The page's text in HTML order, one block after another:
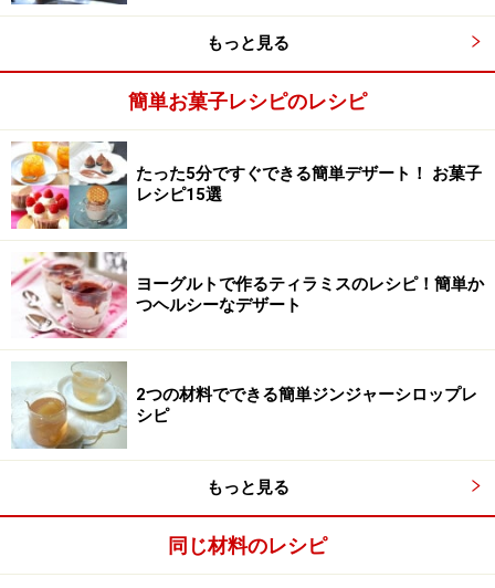
3
パイ生地を作る。粉類にバターを加える
ボールに薄力粉、グラニュー糖を入れ、2cmの角切りに
したバターを加え、カードでバターが粒状になるまで、
粉をまぶしながら、刻みます。バターが細かく混ざり合
い、さらさらの粉状にします。
もっと見る
簡単お菓子レシピのレシピ
たった5分ですぐできる簡単デザート！ お菓子
レシピ15選
ヨーグルトで作るティラミスのレシピ！簡単か
つヘルシーなデザート
2つの材料でできる簡単ジンジャーシロップレ
シピ
もっと見る
同じ材料のレシピ